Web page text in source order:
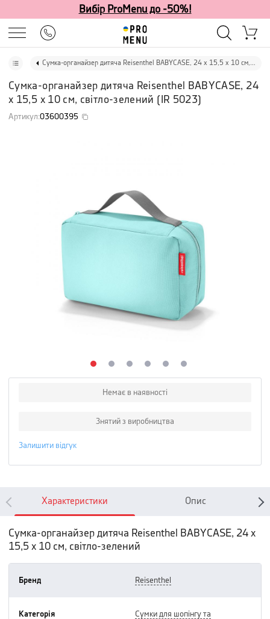
Вибір ProMenu до -50%!
Сумка-органайзер дитяча Reisenthel BABYCASE, 24 х 15,5 х 10 см, світло-зелений
Сумка-органайзер дитяча Reisenthel BABYCASE, 24
х 15,5 х 10 см, світло-зелений ( IR 5023)
Артикул:03600395
Немає в наявності
Знятий з виробництва
Залишити відгук
Характеристики Опис
Сумка-органайзер дитяча Reisenthel BABYCASE, 24 х
15,5 х 10 см, світло-зелений
Бренд reisenthel
Категорія
сумки для шопінгу та